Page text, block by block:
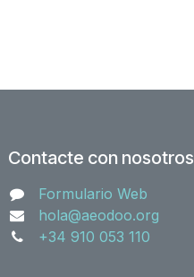
Contacte con nosotros
Formulario Web
hola@aeodoo.org
+34 910 053 110